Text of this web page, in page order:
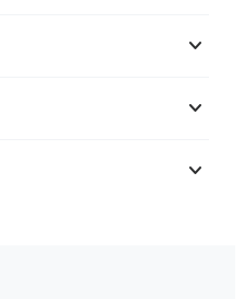
keyboard_arrow_down
keyboard_arrow_down
keyboard_arrow_down